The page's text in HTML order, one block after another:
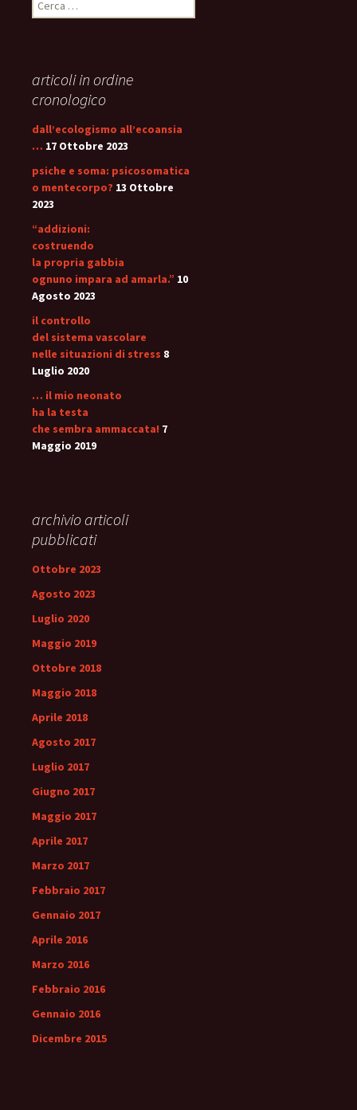
per:
articoli in ordine
cronologico
dall’ecologismo all’ecoansia
… 17 Ottobre 2023
psiche e soma: psicosomatica
o mentecorpo? 13 Ottobre
2023
“addizioni:
costruendo
la propria gabbia
ognuno impara ad amarla.” 10
Agosto 2023
il controllo
del sistema vascolare
nelle situazioni di stress 8
Luglio 2020
… il mio neonato
ha la testa
che sembra ammaccata! 7
Maggio 2019
archivio articoli
pubblicati
Ottobre 2023
Agosto 2023
Luglio 2020
Maggio 2019
Ottobre 2018
Maggio 2018
Aprile 2018
Agosto 2017
Luglio 2017
Giugno 2017
Maggio 2017
Aprile 2017
Marzo 2017
Febbraio 2017
Gennaio 2017
Aprile 2016
Marzo 2016
Febbraio 2016
Gennaio 2016
Dicembre 2015